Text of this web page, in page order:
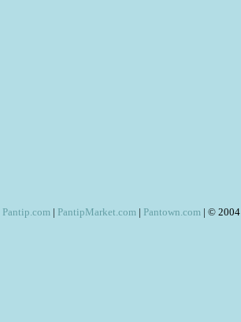
Pantip.com | PantipMarket.com | Pantown.com | © 2004